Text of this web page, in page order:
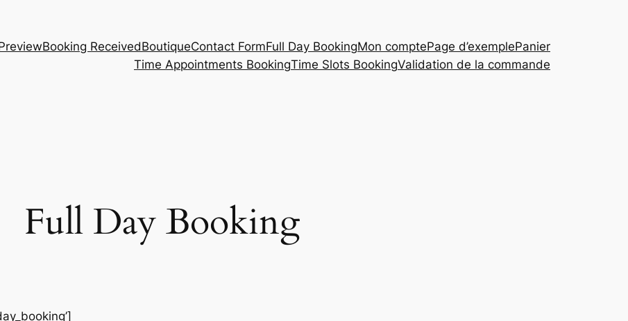
Booking ReceivedBoutiqueContact FormFull Day BookingMon comptePage d’exemplePanier
Time Appointments BookingTime Slots BookingValidation de la commande
Full Day Booking